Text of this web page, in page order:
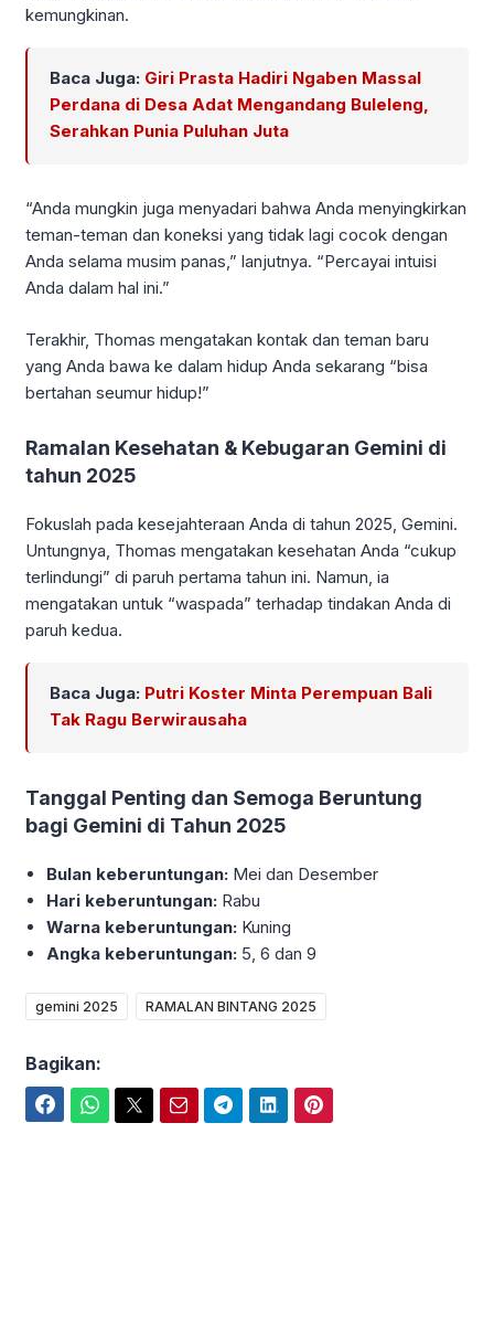
kemungkinan.
Baca Juga: Giri Prasta Hadiri Ngaben Massal
Perdana di Desa Adat Mengandang Buleleng,
Serahkan Punia Puluhan Juta
“Anda mungkin juga menyadari bahwa Anda menyingkirkan
teman-teman dan koneksi yang tidak lagi cocok dengan
Anda selama musim panas,” lanjutnya. “Percayai intuisi
Anda dalam hal ini.”
Terakhir, Thomas mengatakan kontak dan teman baru
yang Anda bawa ke dalam hidup Anda sekarang “bisa
bertahan seumur hidup!”
Ramalan Kesehatan & Kebugaran Gemini di
tahun 2025
Fokuslah pada kesejahteraan Anda di tahun 2025, Gemini.
Untungnya, Thomas mengatakan kesehatan Anda “cukup
terlindungi” di paruh pertama tahun ini. Namun, ia
mengatakan untuk “waspada” terhadap tindakan Anda di
paruh kedua.
Baca Juga: Putri Koster Minta Perempuan Bali
Tak Ragu Berwirausaha
Tanggal Penting dan Semoga Beruntung
bagi Gemini di Tahun 2025
Bulan keberuntungan: Mei dan Desember
Hari keberuntungan: Rabu
Warna keberuntungan: Kuning
Angka keberuntungan: 5, 6 dan 9
gemini 2025 RAMALAN BINTANG 2025
Bagikan: